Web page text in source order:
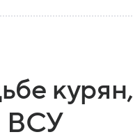
курян,
ВСУ